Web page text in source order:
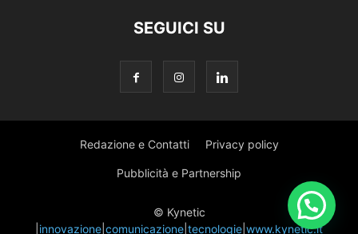
SEGUICI SU
Redazione e Contatti Privacy policy
Pubblicità e Partnership
© Kynetic
innovazione comunicazione tecnologie www.kynetic.it